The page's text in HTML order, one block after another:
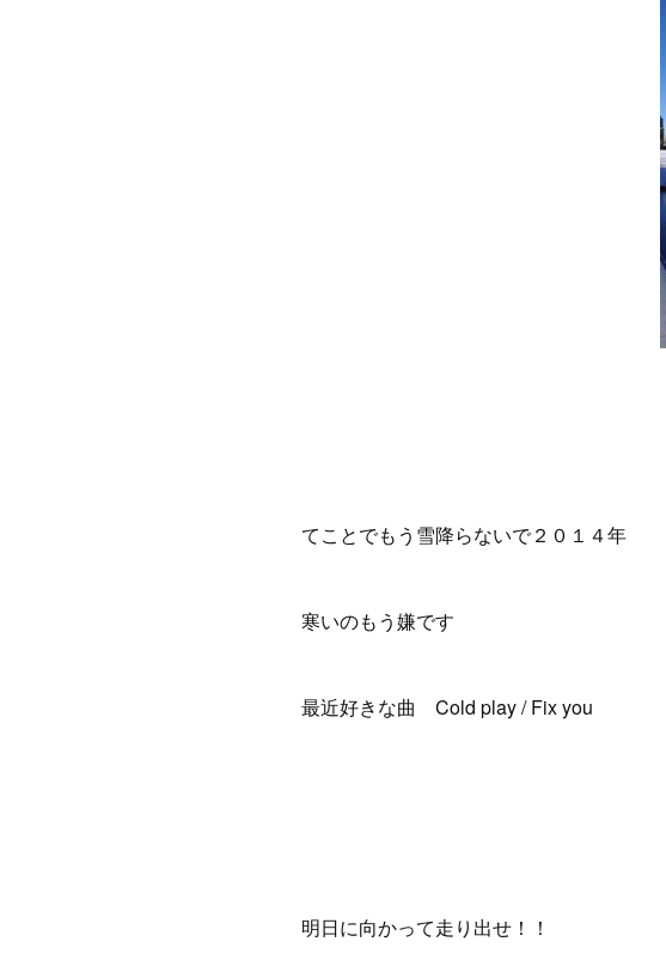
てことでもう雪降らないで２０１４年
寒いのもう嫌です
最近好きな曲 Cold play / Fix you
明日に向かって走り出せ！！